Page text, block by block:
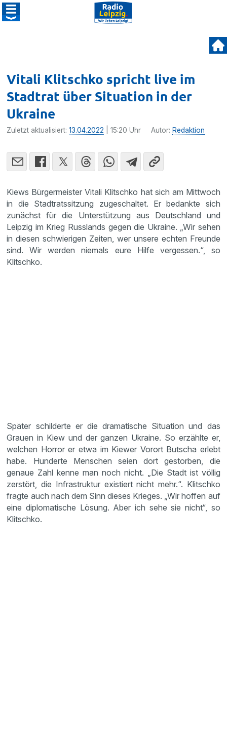
Vitali Klitschko spricht live im
Stadtrat über Situation in der
Ukraine
Zuletzt aktualisiert:13.04.2022 | 15:20 Uhr Autor: Redaktion
Kiews Bürgermeister Vitali Klitschko hat sich am Mittwoch
in die Stadtratssitzung zugeschaltet. Er bedankte sich
zunächst für die Unterstützung aus Deutschland und
Leipzig im Krieg Russlands gegen die Ukraine. „Wir sehen
in diesen schwierigen Zeiten, wer unsere echten Freunde
sind. Wir werden niemals eure Hilfe vergessen.“, so
Klitschko.
Später schilderte er die dramatische Situation und das
Grauen in Kiew und der ganzen Ukraine. So erzählte er,
welchen Horror er etwa im Kiewer Vorort Butscha erlebt
habe. Hunderte Menschen seien dort gestorben, die
genaue Zahl kenne man noch nicht. „Die Stadt ist völlig
zerstört, die Infrastruktur existiert nicht mehr.“. Klitschko
fragte auch nach dem Sinn dieses Krieges. „Wir hoffen auf
eine diplomatische Lösung. Aber ich sehe sie nicht“, so
Klitschko.